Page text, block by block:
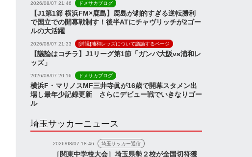
2026/08/07 21:46 ドメサカブログ
【J1第1節 横浜FM×鹿島】鹿島が劇的すぎる逆転勝利
で国立での開幕戦制す！後半ATにチャヴリッチが2ゴー
ルの大活躍
2026/08/07 21:33 [浦議]浦和レッズについて議論するページ
【議論はコチラ】J1リーグ第1節「ガンバ大阪vs浦和レ
ッズ」
2026/08/07 20:16 ドメサカブログ
横浜F・マリノスMF三井寺眞が16歳で開幕スタメン出
場し最年少記録更新 さらにデビュー戦でいきなりゴー
ル
埼玉サッカーニュース
2026/08/07 18:46 埼玉サッカー通信
［関東中学校大会］埼玉県勢２校が全国切符獲